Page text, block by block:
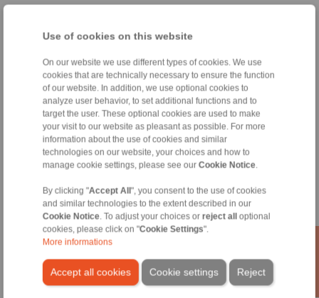
Use of cookies on this website
On our website we use different types of cookies. We use
cookies that are technically necessary to ensure the function
of our website. In addition, we use optional cookies to
analyze user behavior, to set additional functions and to
target the user. These optional cookies are used to make
your visit to our website as pleasant as possible. For more
information about the use of cookies and similar
technologies on our website, your choices and how to
manage cookie settings, please see our Cookie Notice.
By clicking "Accept All ", you consent to the use of cookies
and similar technologies to the extent described in our
Cookie Notice. To adjust your choices or reject all
optional
cookies, please click on "Cookie Settings".
More informations
Accept all cookies Reject
Cookie settings
제품
개관
일방향클러치
브레이크
샤프트-허브 연결
중하중 커플링
고하중용 카플링
고정밀 카플링
RCS원격 제어 시스템
산업분야
서비스
다운로드
제품 카탈로그
브로셔